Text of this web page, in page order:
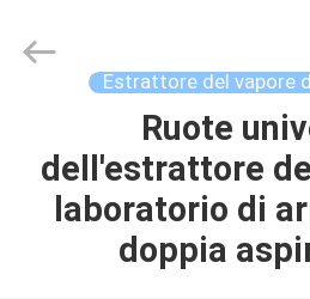
PRODOTTI
Estrattore del vapore
Ruote
dell'estrattore
laboratorio di
doppia